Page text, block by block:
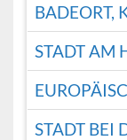
BADEORT,
STADT AM
STADT BEI